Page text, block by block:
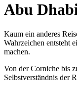
Abu
Kaum ein anderes
Wahrzeichen entsteht
machen.
Von der Corniche bis
Selbstverständnis der